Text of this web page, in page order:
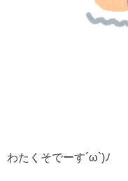
わたくそでーす´ω`)ﾉ